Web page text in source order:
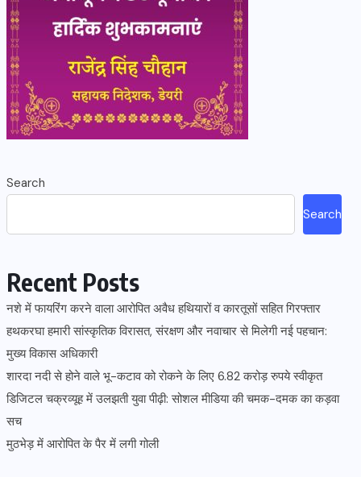
Search
Search
Recent Posts
नशे में फायरिंग करने वाला आरोपित अवैध हथियारों व कारतूसों सहित गिरफ्तार
हथकरघा हमारी सांस्कृतिक विरासत, संरक्षण और नवाचार से मिलेगी नई पहचान:
मुख्य विकास अधिकारी
शारदा नदी से होने वाले भू-कटाव को रोकने के लिए 6.82 करोड़ रुपये स्वीकृत
डिजिटल चक्रव्यूह में उलझती युवा पीढ़ी: सोशल मीडिया की चमक-दमक का कड़वा
सच
मुठभेड़ में आरोपित के पैर में लगी गोली